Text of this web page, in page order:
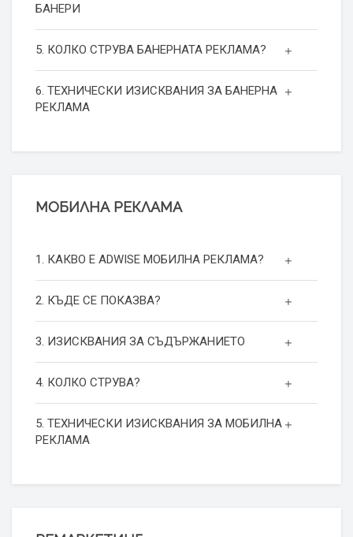
БАНЕРИ
5. КОЛКО СТРУВА БАНЕРНАТА РЕКЛАМА?
6. ТЕХНИЧЕСКИ ИЗИСКВАНИЯ ЗА БАНЕРНА
РЕКЛАМА
МОБИЛНА РЕКЛАМА
1. КАКВО Е ADWISE МОБИЛНА РЕКЛАМА?
2. КЪДЕ СЕ ПОКАЗВА?
3. ИЗИСКВАНИЯ ЗА СЪДЪРЖАНИЕТО
4. КОЛКО СТРУВА?
5. ТЕХНИЧЕСКИ ИЗИСКВАНИЯ ЗА МОБИЛНА
РЕКЛАМА